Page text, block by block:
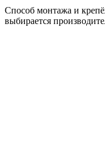
Способ монтажа и
выбирается